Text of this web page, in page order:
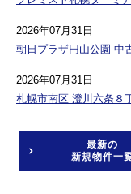
2026年07月31日
朝日プラザ円山公園 中
2026年07月31日
札幌市南区 澄川六条８
最新の
新規物件一